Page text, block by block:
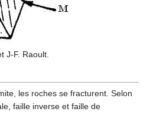
J-F. Raoult.
les roches se fracturent. Selon
faille inverse et faille de